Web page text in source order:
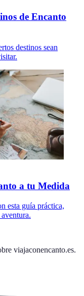
de Encanto
destinos sean
a tu Medida
esta guía práctica,
viajaconencanto.es.